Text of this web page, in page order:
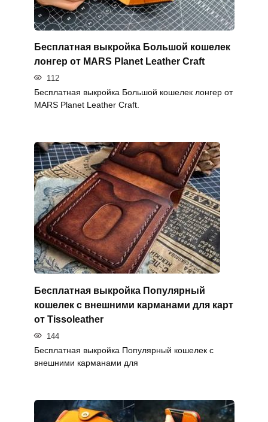
Бесплатная выкройка Большой кошелек
лонгер от MARS Planet Leather Craft
112
Бесплатная выкройка Большой кошелек лонгер от
MARS Planet Leather Craft.
Бесплатная выкройка Популярный
кошелек с внешними карманами для карт
от Tissoleather
144
Бесплатная выкройка Популярный кошелек с
внешними карманами для